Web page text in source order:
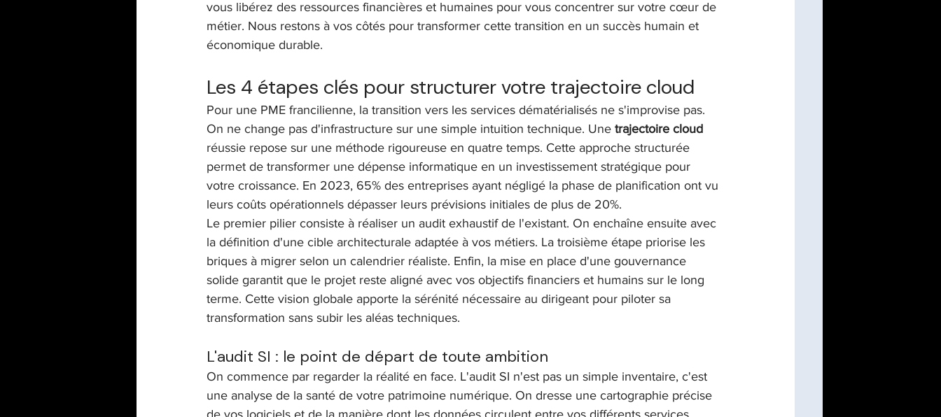
vous libérez des ressources financières et humaines pour vous concentrer sur votre cœur de
métier. Nous restons à vos côtés pour transformer cette transition en un succès humain et
économique durable.
Les 4 étapes clés pour structurer votre trajectoire cloud
Pour une PME francilienne, la transition vers les services dématérialisés ne s'improvise pas.
On ne change pas d'infrastructure sur une simple intuition technique. Une trajectoire cloud
réussie repose sur une méthode rigoureuse en quatre temps. Cette approche structurée
permet de transformer une dépense informatique en un investissement stratégique pour
votre croissance. En 2023, 65% des entreprises ayant négligé la phase de planification ont vu
leurs coûts opérationnels dépasser leurs prévisions initiales de plus de 20%.
Le premier pilier consiste à réaliser un audit exhaustif de l'existant. On enchaîne ensuite avec
la définition d'une cible architecturale adaptée à vos métiers. La troisième étape priorise les
briques à migrer selon un calendrier réaliste. Enfin, la mise en place d'une gouvernance
solide garantit que le projet reste aligné avec vos objectifs financiers et humains sur le long
terme. Cette vision globale apporte la sérénité nécessaire au dirigeant pour piloter sa
transformation sans subir les aléas techniques.
L'audit SI : le point de départ de toute ambition
On commence par regarder la réalité en face. L'audit SI n'est pas un simple inventaire, c'est
une analyse de la santé de votre patrimoine numérique. On dresse une cartographie précise
de vos logiciels et de la manière dont les données circulent entre vos différents services.